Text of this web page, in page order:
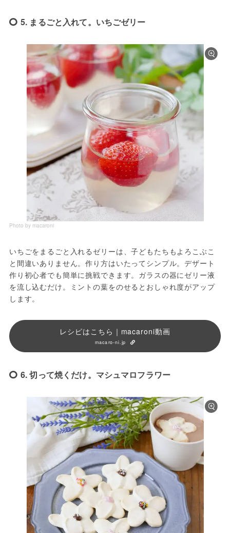
5. まるごと入れて。いちごゼリー
Photo by macaroni
いちごをまるごと入れるゼリーは、子どもたちもよろこぶこ
と間違いありません。作り方はいたってシンプル。デザート
作り初心者でも簡単に挑戦できます。ガラスの器にゼリー液
を流し込むだけ。ミントの葉をのせるとおしゃれ度がアップ
します。
レシピはこちら｜macaroni動画
macaro-ni.jp
6. 切って焼くだけ。マシュマロフラワー